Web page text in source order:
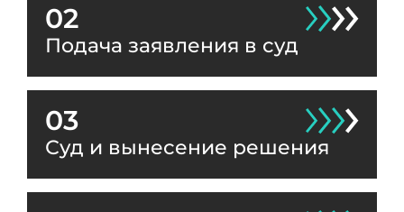
02
Подача заявления в суд
03
Суд и вынесение решения